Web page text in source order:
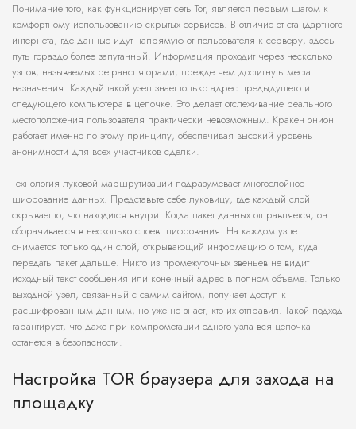
Понимание того, как функционирует сеть Tor, является первым шагом к
комфортному использованию скрытых сервисов. В отличие от стандартного
интернета, где данные идут напрямую от пользователя к серверу, здесь
путь гораздо более запутанный. Информация проходит через несколько
узлов, называемых ретрансляторами, прежде чем достигнуть места
назначения. Каждый такой узел знает только адрес предыдущего и
следующего компьютера в цепочке. Это делает отслеживание реального
местоположения пользователя практически невозможным. Кракен онион
работает именно по этому принципу, обеспечивая высокий уровень
анонимности для всех участников сделки.
Технология луковой маршрутизации подразумевает многослойное
шифрование данных. Представьте себе луковицу, где каждый слой
скрывает то, что находится внутри. Когда пакет данных отправляется, он
оборачивается в несколько слоев шифрования. На каждом узле
снимается только один слой, открывающий информацию о том, куда
передать пакет дальше. Никто из промежуточных звеньев не видит
исходный текст сообщения или конечный адрес в полном объеме. Только
выходной узел, связанный с самим сайтом, получает доступ к
расшифрованным данным, но уже не знает, кто их отправил. Такой подход
гарантирует, что даже при компрометации одного узла вся цепочка
останется в безопасности.
Настройка TOR браузера для захода на
площадку